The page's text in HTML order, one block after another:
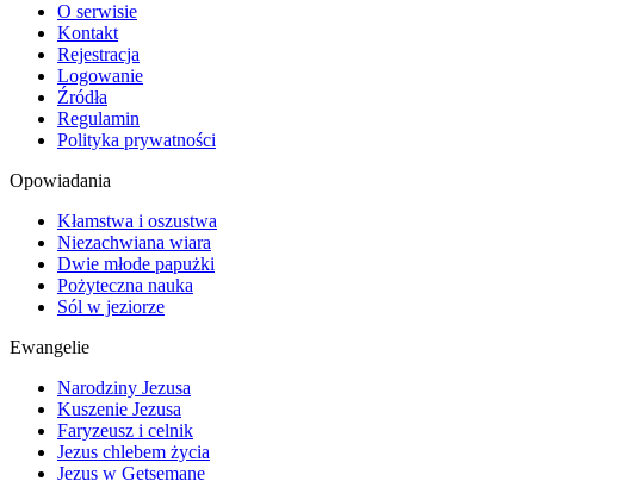
O serwisie
Kontakt
Rejestracja
Logowanie
Źródła
Regulamin
Polityka prywatności
Opowiadania
Kłamstwa i oszustwa
Niezachwiana wiara
Dwie młode papużki
Pożyteczna nauka
Sól w jeziorze
Ewangelie
Narodziny Jezusa
Kuszenie Jezusa
Faryzeusz i celnik
Jezus chlebem życia
Jezus w Getsemane